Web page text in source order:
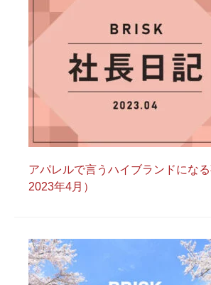
アパレルで言うハイブランドにな
2023年4月）